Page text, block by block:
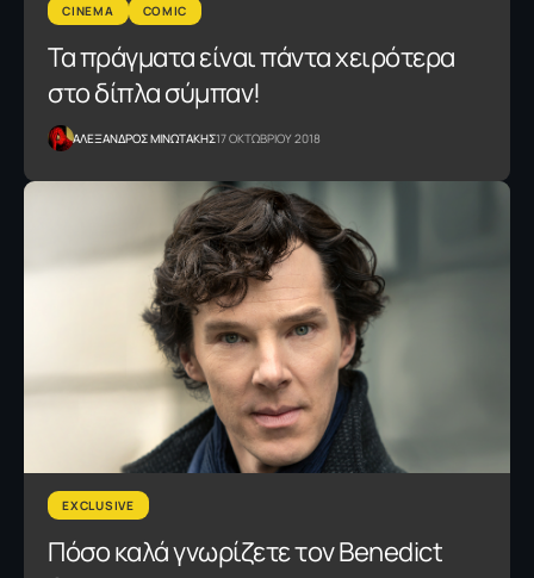
CINEMA COMIC
Τα πράγματα είναι πάντα χειρότερα
στο δίπλα σύμπαν!
ΑΛΕΞΑΝΔΡΟΣ ΜΙΝΩΤΑΚΗΣ17 ΟΚΤΩΒΡΙΟΥ 2018
EXCLUSIVE
Πόσο καλά γνωρίζετε τον Benedict